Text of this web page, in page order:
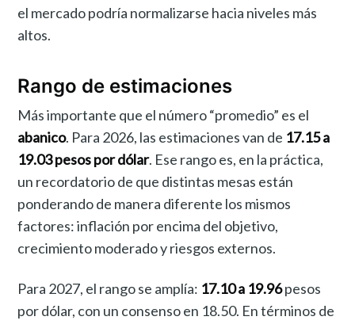
el mercado podría normalizarse hacia niveles más
altos.
Rango de estimaciones
Más importante que el número “promedio” es el
abanico. Para 2026, las estimaciones van de 17.15 a
19.03 pesos por dólar. Ese rango es, en la práctica,
un recordatorio de que distintas mesas están
ponderando de manera diferente los mismos
factores: inflación por encima del objetivo,
crecimiento moderado y riesgos externos.
Para 2027, el rango se amplía: 17.10 a 19.96pesos
por dólar, con un consenso en 18.50. En términos de